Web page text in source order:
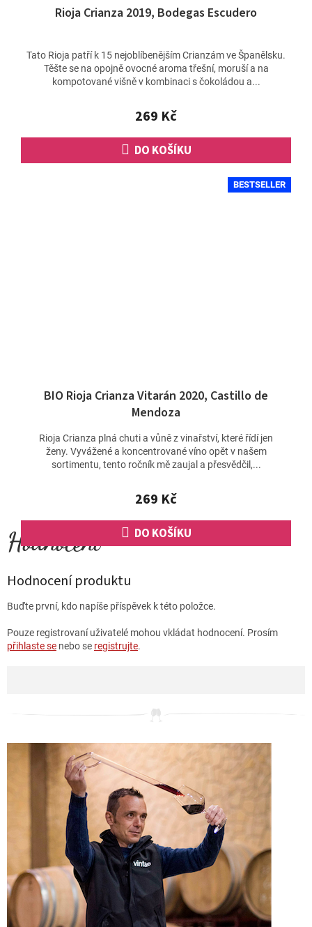
Rioja Crianza 2019, Bodegas Escudero
269 Kč
DO KOŠÍKU
Tato Rioja patří k 15 nejoblíbenějším Crianzám ve Španělsku.
Těšte se na opojně ovocné aroma třešní, moruší a na
kompotované višně v kombinaci s čokoládou a...
BESTSELLER
BIO Rioja Crianza Vitarán 2020, Castillo de
Mendoza
269 Kč
DO KOŠÍKU
Rioja Crianza plná chuti a vůně z vinařství, které řídí jen
ženy. Vyvážené a koncentrované víno opět v našem
sortimentu, tento ročník mě zaujal a přesvědčil,...
Hodnocení produktu
Buďte první, kdo napíše příspěvek k této položce.
Pouze registrovaní uživatelé mohou vkládat hodnocení. Prosím
přihlaste se nebo se registrujte.